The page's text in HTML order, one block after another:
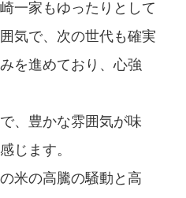
一家もゆったりとして
気で、次の世代も確実
を進めており、心強
、豊かな雰囲気が味
じます。
米の高騰の騒動と高